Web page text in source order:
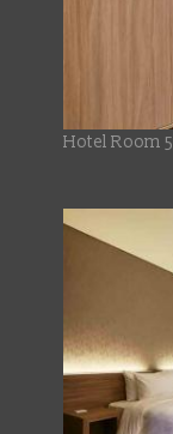
Hotel Room 5